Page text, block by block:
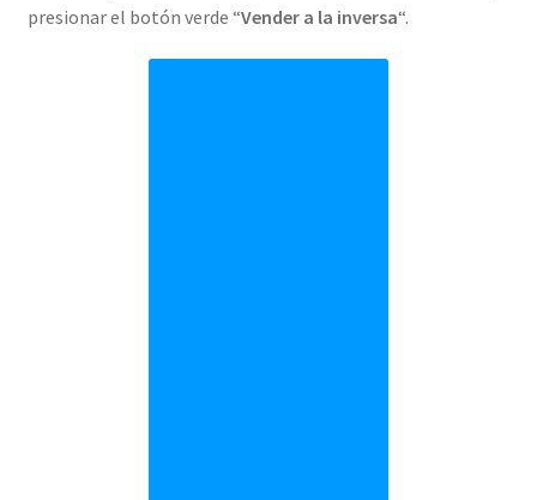
presionar el botón verde “Vender a la inversa“.